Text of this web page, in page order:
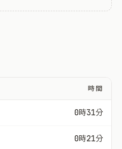
時間
0時31分
0時21分